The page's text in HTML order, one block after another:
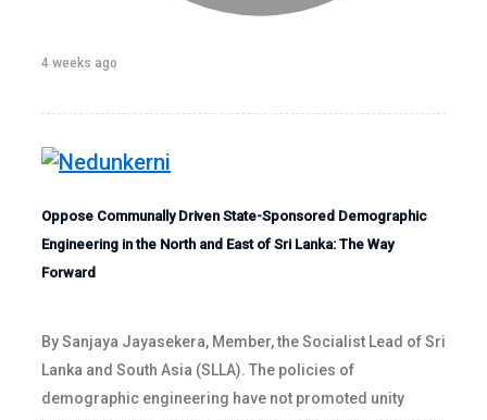
4 weeks ago
Oppose Communally Driven State-Sponsored Demographic
Engineering in the North and East of Sri Lanka: The Way
Forward
By Sanjaya Jayasekera, Member, the Socialist Lead of Sri
Lanka and South Asia (SLLA). The policies of
demographic engineering have not promoted unity